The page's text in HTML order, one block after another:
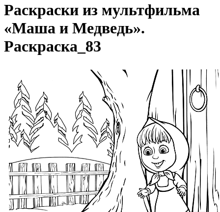
Раскраски из мультфильма
«Маша и Медведь».
Раскраска_83